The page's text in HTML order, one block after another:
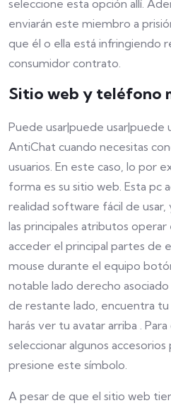
seleccione esta opción allí.
enviarán este miembro a
que él o ella está infringiendo
consumidor contrato.
Sitio web y teléfono
Puede usar|puede usar|puede
AntiChat cuando necesitas
usuarios. En este caso, lo por
forma es su sitio web. Esta pc
realidad software fácil de
las principales atributos
acceder el principal partes de
mouse durante el equipo
notable lado derecho
de restante lado, encuentra
harás ver tu avatar arriba .
seleccionar algunos accesorios
presione este símbolo.
A pesar de que el sitio web